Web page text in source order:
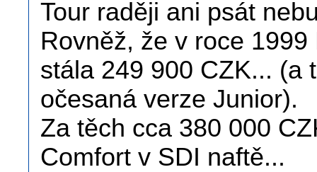
Tour raději ani psát
Rovněž, že v roce
stála 249 900 CZK... (a
očesaná verze Junior).
Za těch cca 380 000
Comfort v SDI naftě...